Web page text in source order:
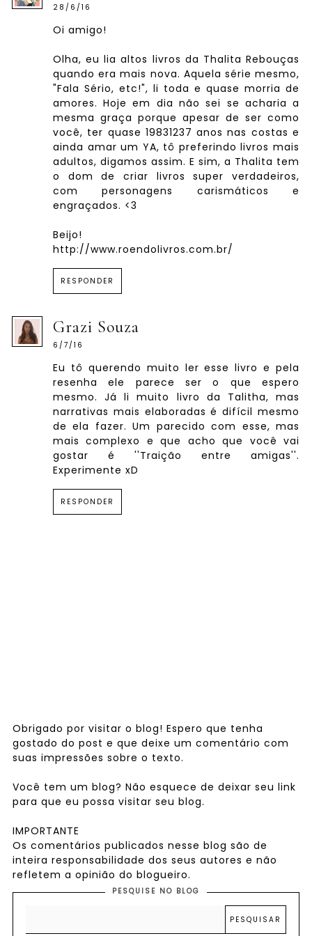
28/6/16
Oi amigo!
Olha, eu lia altos livros da Thalita Rebouças
quando era mais nova. Aquela série mesmo,
"Fala Sério, etc!", li toda e quase morria de
amores. Hoje em dia não sei se acharia a
mesma graça porque apesar de ser como
você, ter quase 19831237 anos nas costas e
ainda amar um YA, tô preferindo livros mais
adultos, digamos assim. E sim, a Thalita tem
o dom de criar livros super verdadeiros,
com personagens carismáticos e
engraçados. <3
Beijo!
http://www.roendolivros.com.br/
RESPONDER
Grazi Souza
6/7/16
Eu tô querendo muito ler esse livro e pela
resenha ele parece ser o que espero
mesmo. Já li muito livro da Talitha, mas
narrativas mais elaboradas é difícil mesmo
de ela fazer. Um parecido com esse, mas
mais complexo e que acho que você vai
gostar é ''Traição entre amigas''.
Experimente xD
RESPONDER
Obrigado por visitar o blog! Espero que tenha
gostado do post e que deixe um comentário com
suas impressões sobre o texto.
Você tem um blog? Não esquece de deixar seu link
para que eu possa visitar seu blog.
IMPORTANTE
Os comentários publicados nesse blog são de
inteira responsabilidade dos seus autores e não
refletem a opinião do blogueiro.
PESQUISE NO BLOG